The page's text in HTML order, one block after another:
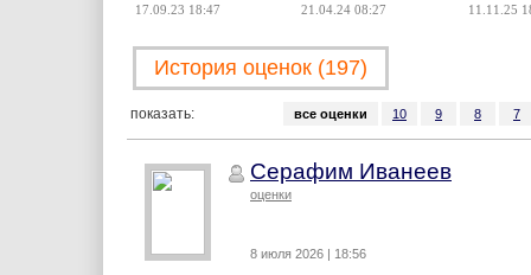
17.09.23 18:47 21.04.24 08:27 11.11.25
История оценок (197)
показать: все оценки 10 9 8 7
Серафим Иванеев
оценки
8 июля 2026 | 18:56